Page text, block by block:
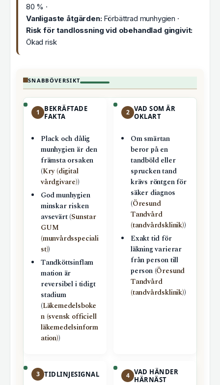
80 % ·
Vanligaste åtgärden:Förbättrad munhygien ·
Risk för tandlossning vid obehandlad gingivit:
Ökad risk
SNABBÖVERSIKT
1
BEKRÄFTADE
FAKTA
Plack och dålig
munhygien är den
främsta orsaken
(Kry (digital
vårdgivare))
God munhygien
minskar risken
avsevärt (Sunstar
GUM
(munvårdsspeciali
st))
Tandköttsinflam
mation är
reversibel i tidigt
stadium
(Läkemedelsboke
n (svensk officiell
läkemedelsinform
ation))
2 VAD SOM ÄR
OKLART
Om smärtan
beror på en
tandböld eller
sprucken tand
krävs röntgen för
säker diagnos
(Öresund
Tandvård
(tandvårdsklinik))
Exakt tid för
läkning varierar
från person till
person (Öresund
Tandvård
(tandvårdsklinik))
3 TIDLINJESIGNAL 4 VAD HÄNDER
HÄRNÄST